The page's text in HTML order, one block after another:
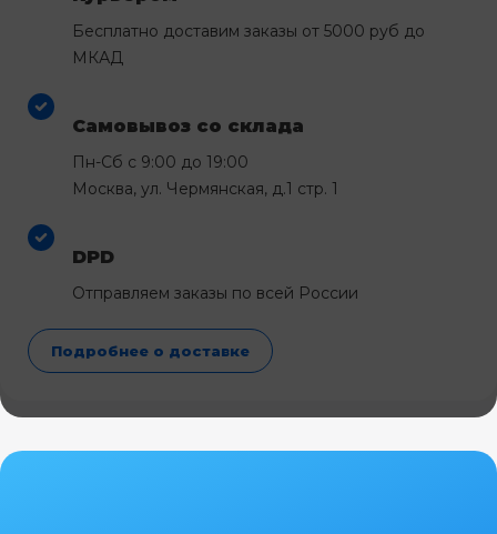
Бесплатно доставим заказы от 5000 руб до
МКАД
Самовывоз со склада
Пн-Сб с 9:00 до 19:00
Москва, ул. Чермянская, д.1 стр. 1
DPD
Отправляем заказы по всей России
Подробнее о доставке